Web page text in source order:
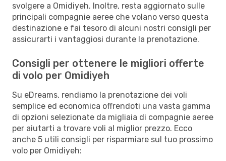
svolgere a Omidiyeh. Inoltre, resta aggiornato sulle
principali compagnie aeree che volano verso questa
destinazione e fai tesoro di alcuni nostri consigli per
assicurarti i vantaggiosi durante la prenotazione.
Consigli per ottenere le migliori offerte
di volo per Omidiyeh
Su eDreams, rendiamo la prenotazione dei voli
semplice ed economica offrendoti una vasta gamma
di opzioni selezionate da migliaia di compagnie aeree
per aiutarti a trovare voli al miglior prezzo. Ecco
anche 5 utili consigli per risparmiare sul tuo prossimo
volo per Omidiyeh: